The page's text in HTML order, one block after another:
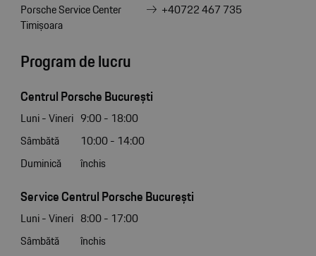
Porsche Service Center
Timișoara
+40722 467 735
Program de lucru
Centrul Porsche București
Luni - Vineri 9:00 - 18:00
Sâmbătă
10:00 - 14:00
Duminică
închis
Service Centrul Porsche București
Luni - Vineri 8:00 - 17:00
Sâmbătă
închis